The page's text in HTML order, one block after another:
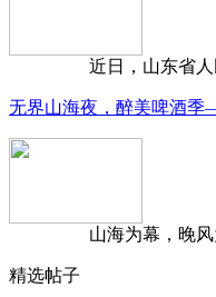
近日，山东省人民
无界山海夜，醉美啤酒
山海为幕，晚风
精选帖子